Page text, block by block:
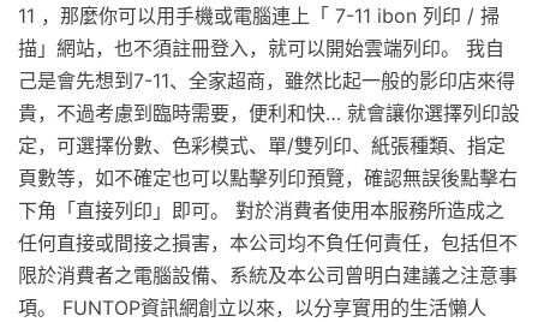
11 ，那麼你可以用手機或電腦連上「 7-11 ibon 列印 / 掃
描」網站，也不須註冊登入，就可以開始雲端列印。 我自
己是會先想到7-11、全家超商，雖然比起一般的影印店來得
貴，不過考慮到臨時需要，便利和快… 就會讓你選擇列印設
定，可選擇份數、色彩模式、單/雙列印、紙張種類、指定
頁數等，如不確定也可以點擊列印預覽，確認無誤後點擊右
下角「直接列印」即可。 對於消費者使用本服務所造成之
任何直接或間接之損害，本公司均不負任何責任，包括但不
限於消費者之電腦設備、系統及本公司曾明白建議之注意事
項。 FUNTOP資訊網創立以來，以分享實用的生活懶人